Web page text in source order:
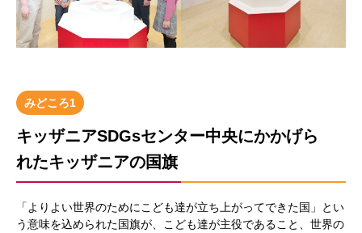
みどころ1
キッザニアSDGsセンター中央にかかげら
れたキッザニアの国旗
「よりよい世界のためにこども達が立ち上がってできた国」とい
う意味を込められた国旗が、こども達が主役であること、世界の